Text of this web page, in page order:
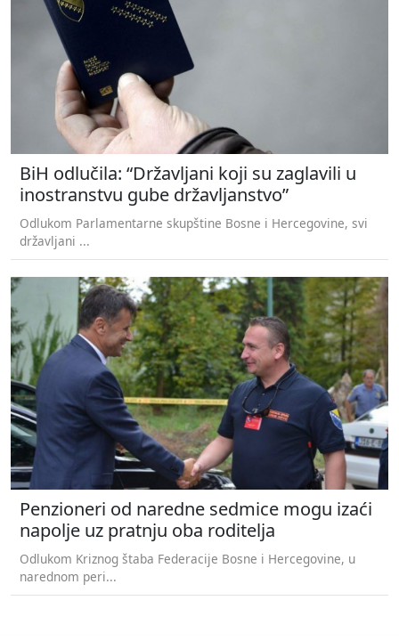
BiH odlučila: “Državljani koji su zaglavili u
inostranstvu gube državljanstvo”
Odlukom Parlamentarne skupštine Bosne i Hercegovine, svi
državljani ...
Penzioneri od naredne sedmice mogu izaći
napolje uz pratnju oba roditelja
Odlukom Kriznog štaba Federacije Bosne i Hercegovine, u
narednom peri...